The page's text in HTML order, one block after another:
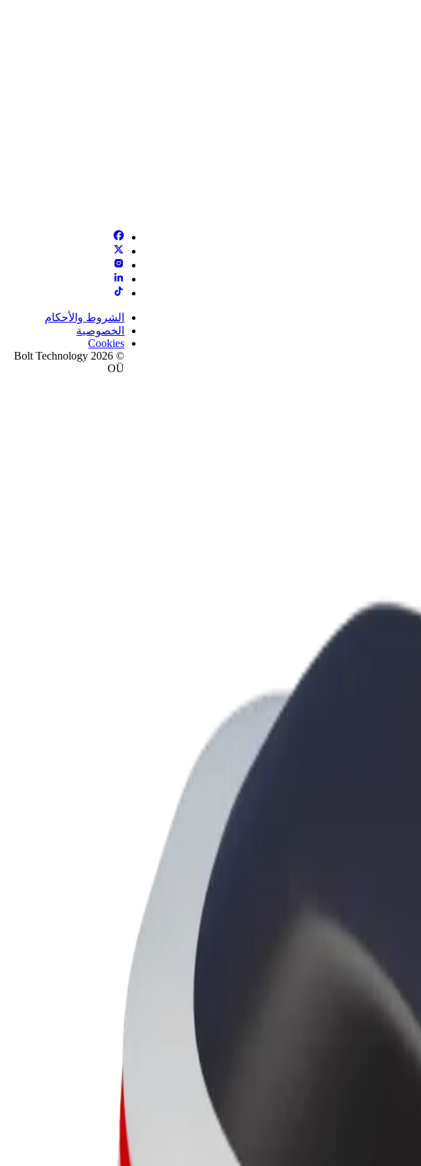
الشروط والأحكام
الخصوصية
Cookies
© 2026 Bolt Technology
OÜ